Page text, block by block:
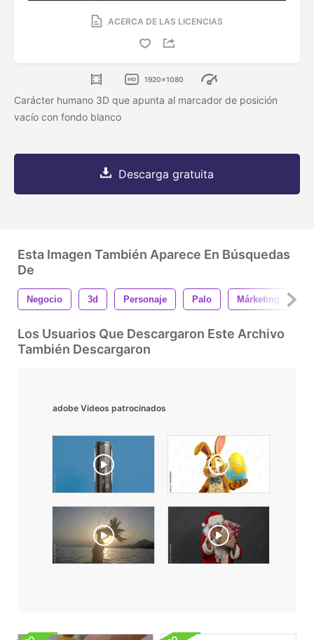
ACERCA DE LAS LICENCIAS
1920x1080
Carácter humano 3D que apunta al marcador de posición
vacío con fondo blanco
Descarga gratuita
Esta Imagen También Aparece En Búsquedas
De
Negocio 3d Personaje Palo Márketing
Los Usuarios Que Descargaron Este Archivo
También Descargaron
adobe Videos patrocinados